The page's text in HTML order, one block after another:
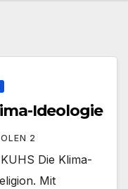
Ideologie
2
Die Klima-
Mit